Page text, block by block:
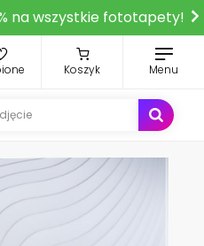
na wszystkie fototapety!
Koszyk Menu